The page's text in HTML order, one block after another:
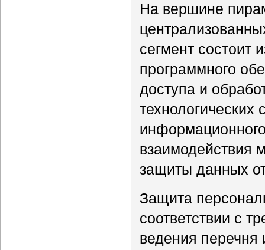
На вершине
сегмент состоит
программного
доступа и
взаимодействия
защиты данных
Защита
соответствии с
ведения